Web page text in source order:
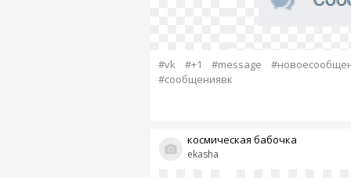
#vk #+1 #message
#сообщениявк
ekasha
космическая бабочка